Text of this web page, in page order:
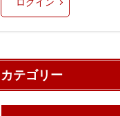
カテゴリー